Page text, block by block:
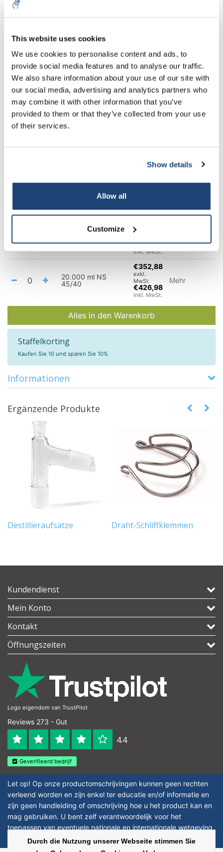
This website uses cookies
We use cookies to personalise content and ads, to
provide social media features and to analyse our traffic.
We also share information about your use of our site with
our social media, advertising and analytics partners who
may combine it with other information that you’ve
provided to them or that they’ve collected from your use
of their services.
Show details
Allow all
Customize
3000 ml NS 29/32
Inkl.
MwSt.
4000 ml NS 29/32
€46,64
exkl.
MwSt.
€56,43
Inkl.
Mehr
10.000 ml NS
45/40
exkl.
€132,43
Inkl. MwSt.
20.000 ml NS
45/40
€352,88
exkl.
MwSt.
€426,98
Inkl. MwSt.
Mehr
Alles in den Warenkorb
Staffelkorting
Kaufen Sie 10 und sparen Sie 10%
Informationen
Ergänzende Produkte
Destillieraufsätze Draht-Schliffklemmen
Kundendienst
Mein Konto
Kontakt
Öffnungszeiten
Logo eigendom van TrustPilot
Reviews 273 - Gut
4.4
Geverifieerd bedrijf
Let op! Op onze productomschrijvingen kunnen geen rechten
verleend worden en zijn enkel ter educatie en/of informatie en
zijn geen handleiding of omschrijving hoe u het product kan en
mag gebruiken. U bent zelf verantwoordelijk voor het
toepassen van eventuele nationale en internationale wetgeving
omtrent het gebruik van chemicaliën.
Durch die Nutzung unserer Webseite stimmen Sie
5% off for your next order
Sign up for our newsletter to stay informed about
our new products, and receive a 10% discount on
your next purchase for all chemical products from
our own brand 😀
Your discount applies to orders above €50,00